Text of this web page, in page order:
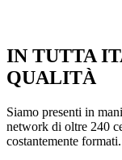
IN TUTTA
QUALITÀ
Siamo presenti in
network di oltre 240
costantemente formati.